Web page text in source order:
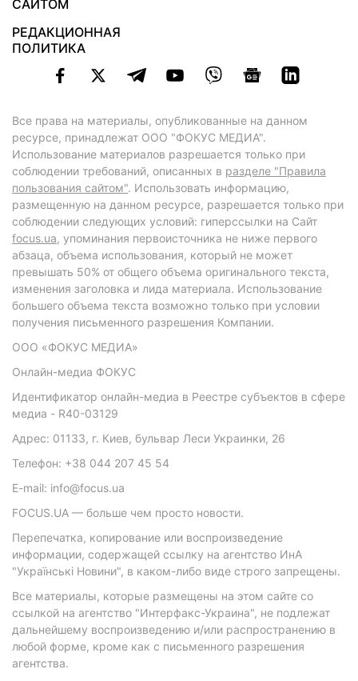
САЙТОМ
РЕДАКЦИОННАЯ
ПОЛИТИКА
Все права на материалы, опубликованные на данном
ресурсе, принадлежат ООО "ФОКУС МЕДИА".
Использование материалов разрешается только при
соблюдении требований, описанных в разделе "Правила
пользования сайтом". Использовать информацию,
размещенную на данном ресурсе, разрешается только при
соблюдении следующих условий: гиперссылки на Сайт
focus.ua, упоминания первоисточника не ниже первого
абзаца, объема использования, который не может
превышать 50% от общего объема оригинального текста,
изменения заголовка и лида материала. Использование
большего объема текста возможно только при условии
получения письменного разрешения Компании.
ООО «ФОКУС МЕДИА»
Онлайн-медиа ФОКУС
Идентификатор онлайн-медиа в Реестре субъектов в сфере
медиа - R40-03129
Адрес: 01133, г. Киев, бульвар Леси Украинки, 26
Телефон: +38 044 207 45 54
E-mail: info@focus.ua
FOCUS.UA — больше чем просто новости.
Перепечатка, копирование или воспроизведение
информации, содержащей ссылку на агентство ИнА
"Українські Новини", в каком-либо виде строго запрещены.
Все материалы, которые размещены на этом сайте со
ссылкой на агентство "Интерфакс-Украина", не подлежат
дальнейшему воспроизведению и/или распространению в
любой форме, кроме как с письменного разрешения
агентства.